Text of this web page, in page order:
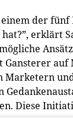
der
erklärt
auf
Diese